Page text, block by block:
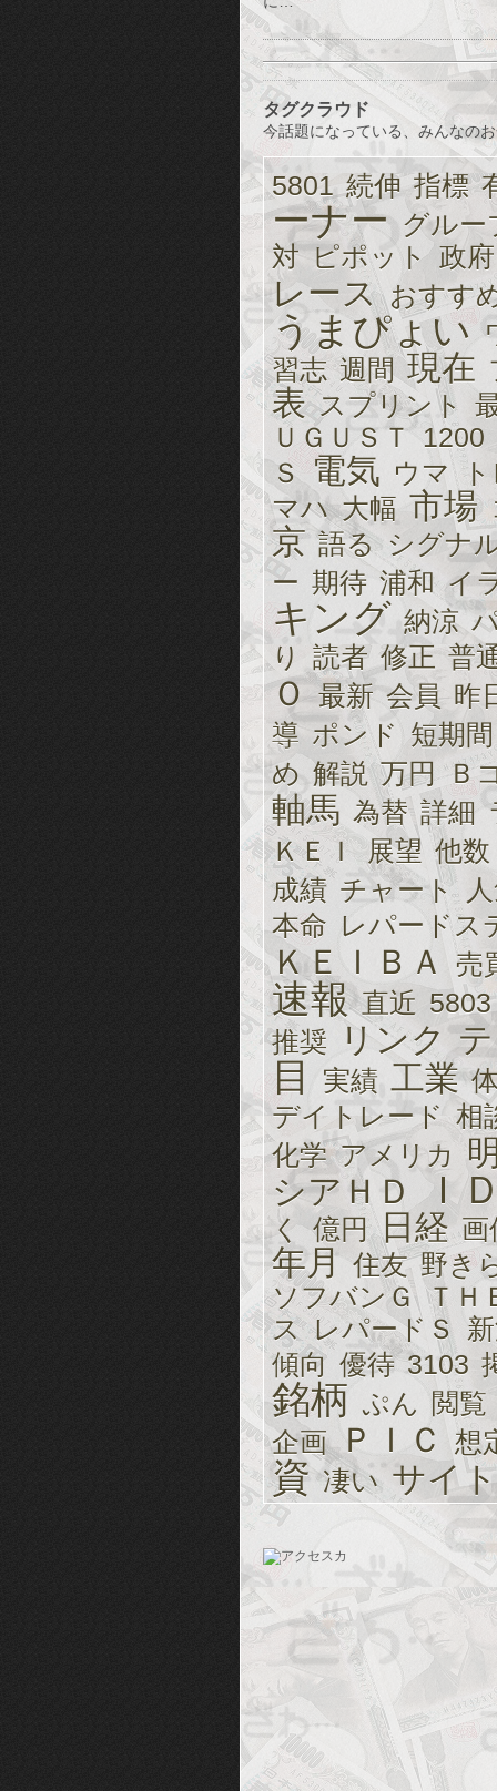
タグクラウド
今話題になっている、みんなの
5801 続伸 指標
ーナー グルー
対 ピポット 政府
レース おすす
うまぴょい
習志 週間 現在
表 スプリント
ＵＧＵＳＴ 1200
Ｓ 電気 ウマ
マハ 大幅 市場
京 語る
シグナ
ー 期待 浦和 イ
キング 納涼
り
読者 修正 普
Ｏ 最新 会員 昨
導 ポンド 短期間
め 解説 万円 Ｂ
軸馬 為替 詳細
ＫＥＩ
展望 他数
成績 チャート
本命 レパードス
ＫＥＩＢＡ 売
速報 直近 5803
推奨
リンク
目 実績 工業
デイトレード 相
化学 アメリカ
シアＨＤ
Ｉ
く 億円 日経 画
年月 住友 野き
ソフバンＧ ＴＨ
ス レパードＳ
傾向 優待 3103
銘柄 ぷん 閲覧
企画
ＰＩＣ 想
資 凄い サイト